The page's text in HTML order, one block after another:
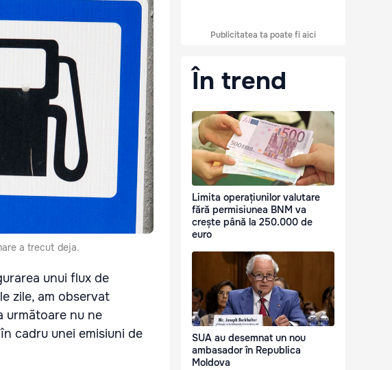
a trecut deja.
unui flux de
zile, am observat
următoare nu ne
cadru unei emisiuni de
Publicitatea ta poate fi aici
În trend
Limita operațiunilor valutare
fără permisiunea BNM va
crește până la 250.000 de
euro
SUA au desemnat un nou
ambasador în Republica
Moldova